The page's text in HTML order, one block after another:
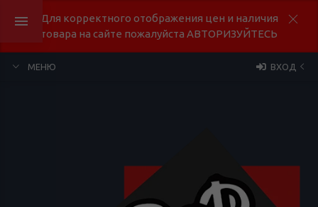
Для корректного отображения цен и наличия
товара на сайте пожалуйста АВТОРИЗУЙТЕСЬ
МЕНЮ ВХОД